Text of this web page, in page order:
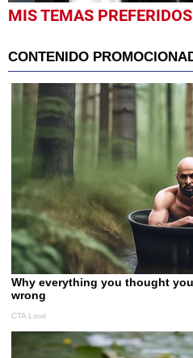
0
seconds
minutes,
0
MIS TEMAS PREFERIDOS